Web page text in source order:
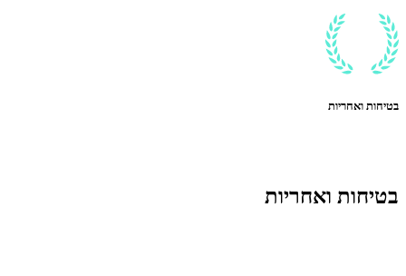
בטיחות ואחריות
בטיחות ואחריות